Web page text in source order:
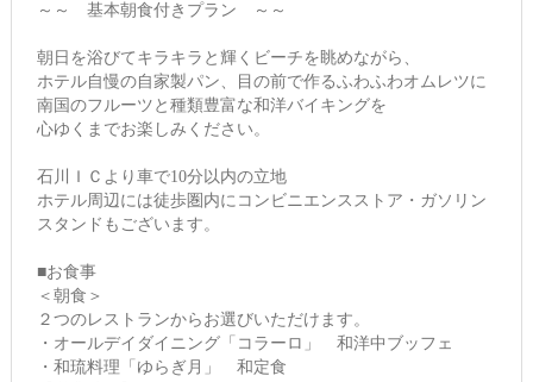
～～ 基本朝食付きプラン ～～
朝日を浴びてキラキラと輝くビーチを眺めながら、
ホテル自慢の自家製パン、目の前で作るふわふわオムレツに
南国のフルーツと種類豊富な和洋バイキングを
心ゆくまでお楽しみください。
石川ＩＣより車で10分以内の立地
ホテル周辺には徒歩圏内にコンビニエンスストア・ガソリン
スタンドもございます。
■お食事
＜朝食＞
２つのレストランからお選びいただけます。
・オールデイダイニング「コラーロ」 和洋中ブッフェ
・和琉料理「ゆらぎ月」 和定食